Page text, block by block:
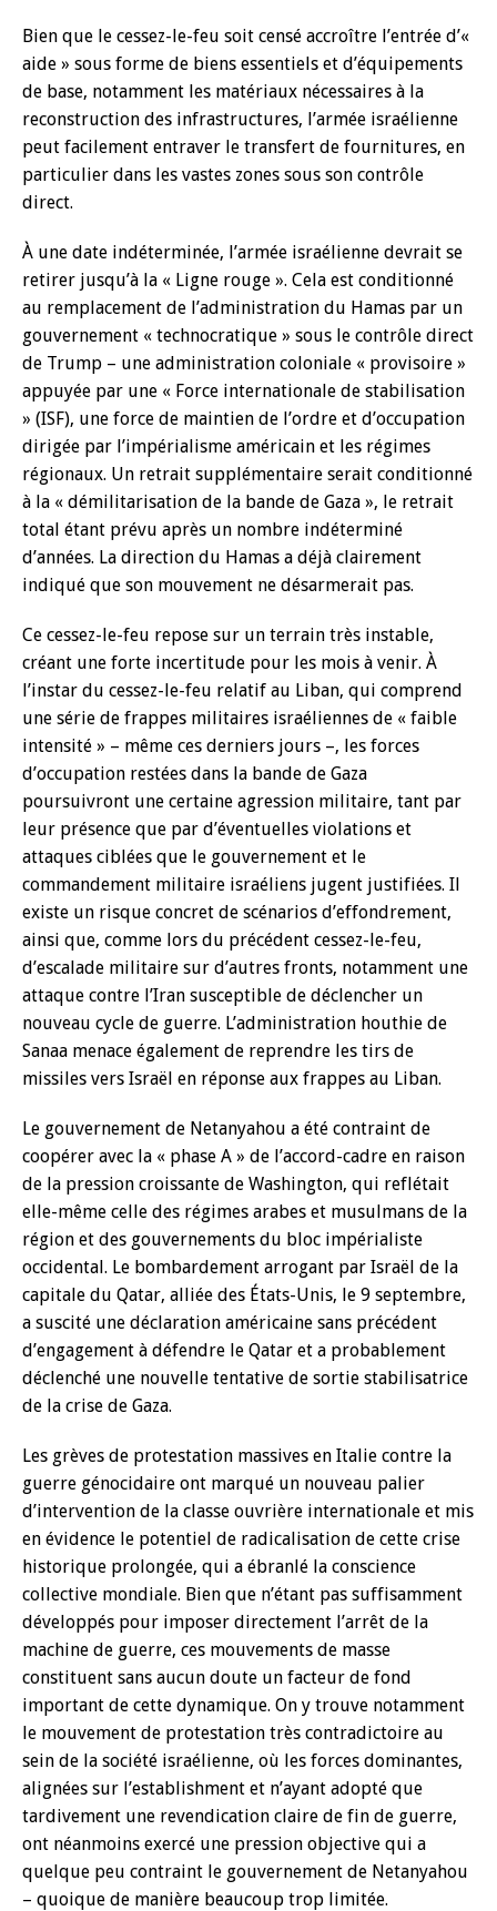
Bien que le cessez-le-feu soit censé accroître l’entrée d’«
aide » sous forme de biens essentiels et d’équipements
de base, notamment les matériaux nécessaires à la
reconstruction des infrastructures, l’armée israélienne
peut facilement entraver le transfert de fournitures, en
particulier dans les vastes zones sous son contrôle
direct.
À une date indéterminée, l’armée israélienne devrait se
retirer jusqu’à la « Ligne rouge ». Cela est conditionné
au remplacement de l’administration du Hamas par un
gouvernement « technocratique » sous le contrôle direct
de Trump – une administration coloniale « provisoire »
appuyée par une « Force internationale de stabilisation
» (ISF), une force de maintien de l’ordre et d’occupation
dirigée par l’impérialisme américain et les régimes
régionaux. Un retrait supplémentaire serait conditionné
à la « démilitarisation de la bande de Gaza », le retrait
total étant prévu après un nombre indéterminé
d’années. La direction du Hamas a déjà clairement
indiqué que son mouvement ne désarmerait pas.
Ce cessez-le-feu repose sur un terrain très instable,
créant une forte incertitude pour les mois à venir. À
l’instar du cessez-le-feu relatif au Liban, qui comprend
une série de frappes militaires israéliennes de « faible
intensité » – même ces derniers jours –, les forces
d’occupation restées dans la bande de Gaza
poursuivront une certaine agression militaire, tant par
leur présence que par d’éventuelles violations et
attaques ciblées que le gouvernement et le
commandement militaire israéliens jugent justifiées. Il
existe un risque concret de scénarios d’effondrement,
ainsi que, comme lors du précédent cessez-le-feu,
d’escalade militaire sur d’autres fronts, notamment une
attaque contre l’Iran susceptible de déclencher un
nouveau cycle de guerre. L’administration houthie de
Sanaa menace également de reprendre les tirs de
missiles vers Israël en réponse aux frappes au Liban.
Le gouvernement de Netanyahou a été contraint de
coopérer avec la « phase A » de l’accord-cadre en raison
de la pression croissante de Washington, qui reflétait
elle-même celle des régimes arabes et musulmans de la
région et des gouvernements du bloc impérialiste
occidental. Le bombardement arrogant par Israël de la
capitale du Qatar, alliée des États-Unis, le 9 septembre,
a suscité une déclaration américaine sans précédent
d’engagement à défendre le Qatar et a probablement
déclenché une nouvelle tentative de sortie stabilisatrice
de la crise de Gaza.
Les grèves de protestation massives en Italie contre la
guerre génocidaire ont marqué un nouveau palier
d’intervention de la classe ouvrière internationale et mis
en évidence le potentiel de radicalisation de cette crise
historique prolongée, qui a ébranlé la conscience
collective mondiale. Bien que n’étant pas suffisamment
développés pour imposer directement l’arrêt de la
machine de guerre, ces mouvements de masse
constituent sans aucun doute un facteur de fond
important de cette dynamique. On y trouve notamment
le mouvement de protestation très contradictoire au
sein de la société israélienne, où les forces dominantes,
alignées sur l’establishment et n’ayant adopté que
tardivement une revendication claire de fin de guerre,
ont néanmoins exercé une pression objective qui a
quelque peu contraint le gouvernement de Netanyahou
– quoique de manière beaucoup trop limitée.